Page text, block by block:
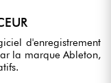
d'enregistrement
la marque Ableton,